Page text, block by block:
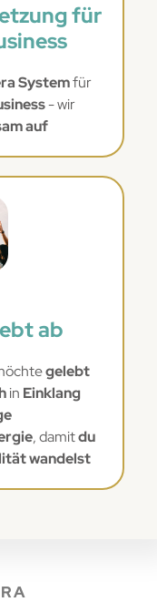
für
Systemfür
- wir
auf
ab
gelebt
in Einklang
, damitdu
wandelst